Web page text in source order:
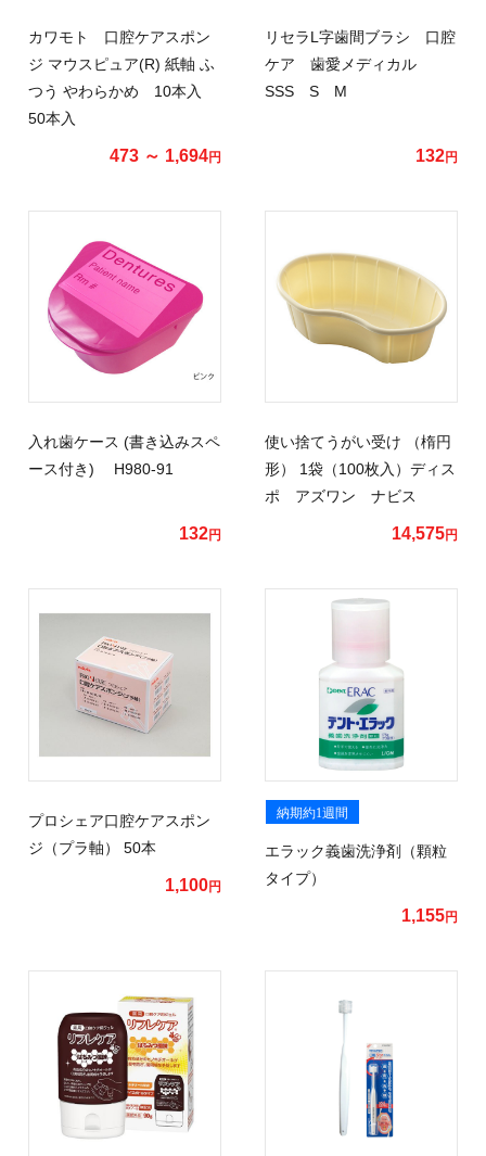
カワモト 口腔ケアスポン
ジ マウスピュア(R) 紙軸 ふ
つう やわらかめ 10本入
50本入
473 ～ 1,694円
リセラL字歯間ブラシ 口腔
ケア 歯愛メディカル
SSS S M
132円
入れ歯ケース (書き込みスペ
ース付き) H980-91
132円
使い捨てうがい受け （楕円
形） 1袋（100枚入）ディス
ポ アズワン ナビス
14,575円
プロシェア口腔ケアスポン
ジ（プラ軸） 50本
1,100円
納期約1週間
エラック義歯洗浄剤（顆粒
タイプ）
1,155円